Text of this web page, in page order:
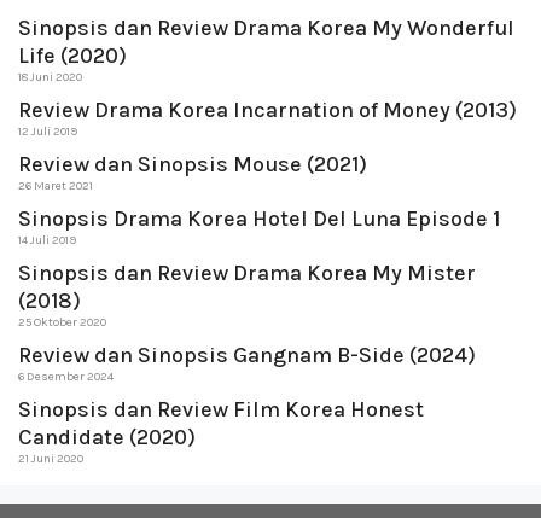
Sinopsis dan Review Drama Korea My Wonderful
Life (2020)
18 Juni 2020
Review Drama Korea Incarnation of Money (2013)
12 Juli 2019
Review dan Sinopsis Mouse (2021)
26 Maret 2021
Sinopsis Drama Korea Hotel Del Luna Episode 1
14 Juli 2019
Sinopsis dan Review Drama Korea My Mister
(2018)
25 Oktober 2020
Review dan Sinopsis Gangnam B-Side (2024)
6 Desember 2024
Sinopsis dan Review Film Korea Honest
Candidate (2020)
21 Juni 2020